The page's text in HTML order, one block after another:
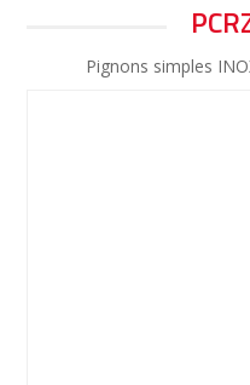
Pignons simples